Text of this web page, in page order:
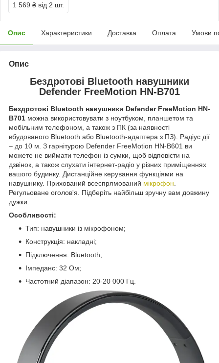
1 569 ₴ від 2 шт.
Опис Характеристики Доставка Оплата Умови
Опис
Бездротові Bluetooth навушники
Defender FreeMotion HN-B701
Бездротові Bluetooth навушники Defender FreeMotion HN-
B701 можна використовувати з ноутбуком, планшетом та
мобільним телефоном, а також з ПК (за наявності
вбудованого Bluetooth або Bluetooth-адаптера з ПЗ). Радіус дії
– до 10 м. З гарнітурою Defender FreeMotion HN-B601 ви
можете не виймати телефон із сумки, щоб відповісти на
дзвінок, а також слухати інтернет-радіо у різних приміщеннях
вашого будинку. Дистанційне керування функціями на
навушнику. Прихований всеспрямований мікрофон.
Регульоване оголов'я. Підберіть найбільш зручну вам довжину
дужки.
Особливості:
Тип: навушники із мікрофоном;
Конструкція: накладні;
Підключення: Bluetooth;
Імпеданс: 32 Ом;
Частотний діапазон: 20-20 000 Гц.